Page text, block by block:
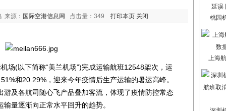
来源： 国际空港信息网 点击量： 349 打印本页 关闭
(以下简称“美兰机场”)完成运输航班12548架次，运
和20.29%，迎来今年疫情后生产运输的暑运高峰。
游及各航司随心飞产品叠加客流，体现了疫情防控常态
量逐渐向正常水平回升的趋势。
桃园
上海